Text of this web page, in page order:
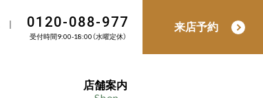
来店予約
0120-088-977
受付時間9:00-18:00（水曜定休）
｜
店舗案内